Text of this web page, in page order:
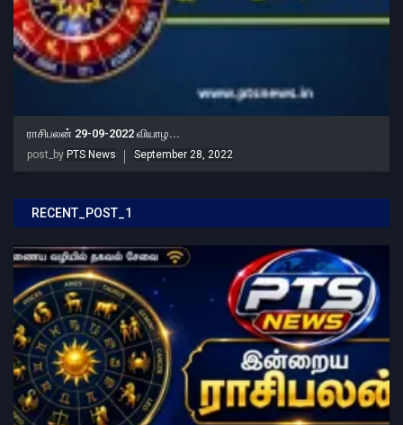
ராசிபலன் 29-09-2022 வியாழ...
post_by PTS News September 28, 2022
RECENT_POST_1